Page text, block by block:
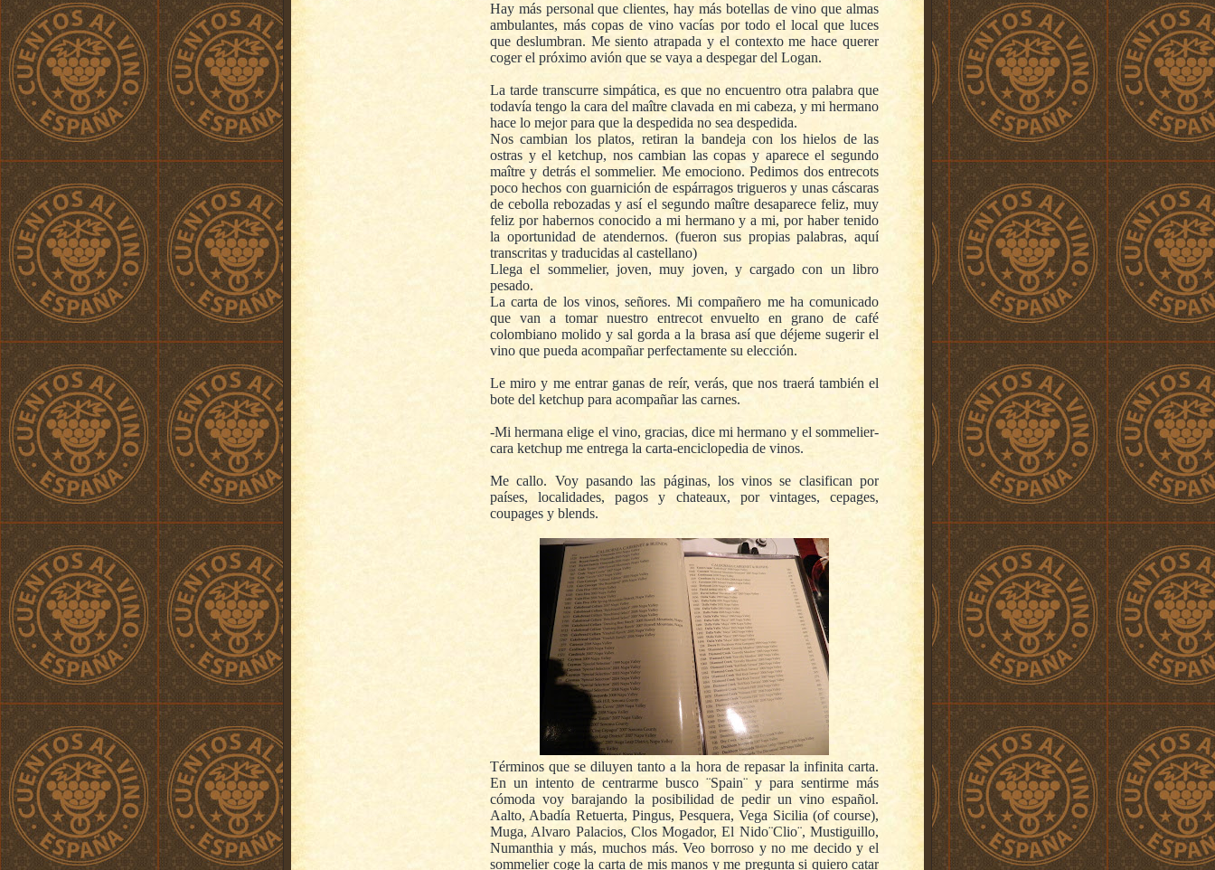
Hay más personal que clientes, hay más botellas de vino que almas
ambulantes, más copas de vino vacías por todo el local que luces
que deslumbran. Me siento atrapada y el contexto me hace querer
coger el próximo avión que se vaya a despegar del Logan.
La tarde transcurre simpática, es que no encuentro otra palabra que
todavía tengo la cara del maître clavada en mi cabeza, y mi hermano
hace lo mejor para que la despedida no sea despedida.
Nos cambian los platos, retiran la bandeja con los hielos de las
ostras y el ketchup, nos cambian las copas y aparece el segundo
maître y detrás el sommelier. Me emociono. Pedimos dos entrecots
poco hechos con guarnición de espárragos trigueros y unas cáscaras
de cebolla rebozadas y así el segundo maître desaparece feliz, muy
feliz por habernos conocido a mi hermano y a mi, por haber tenido
la oportunidad de atendernos. (fueron sus propias palabras, aquí
transcritas y traducidas al castellano)
Llega el sommelier, joven, muy joven, y cargado con un libro
pesado.
La carta de los vinos, señores. Mi compañero me ha comunicado
que van a tomar nuestro entrecot envuelto en grano de café
colombiano molido y sal gorda a la brasa así que déjeme sugerir el
vino que pueda acompañar perfectamente su elección.
Le miro y me entrar ganas de reír, verás, que nos traerá también el
bote del ketchup para acompañar las carnes.
-Mi hermana elige el vino, gracias, dice mi hermano y el sommelier-
cara ketchup me entrega la carta-enciclopedia de vinos.
Me callo. Voy pasando las páginas, los vinos se clasifican por
países, localidades, pagos y chateaux, por vintages, cepages,
coupages y blends.
Términos que se diluyen tanto a la hora de repasar la infinita carta.
En un intento de centrarme busco ¨Spain¨ y para sentirme más
cómoda voy barajando la posibilidad de pedir un vino español.
Aalto, Abadía Retuerta, Pingus, Pesquera, Vega Sicilia (of course),
Muga, Alvaro Palacios, Clos Mogador, El Nido¨Clio¨, Mustiguillo,
Numanthia y más, muchos más. Veo borroso y no me decido y el
sommelier coge la carta de mis manos y me pregunta si quiero catar